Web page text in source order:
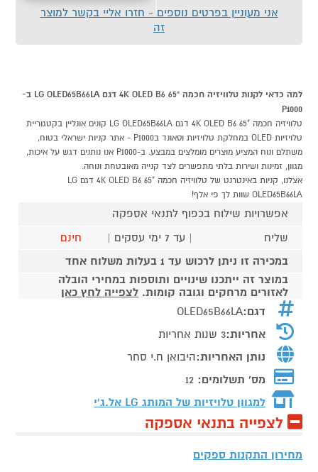
אני מעוניין בפרטים נוספים - חזרו אליי בקשר למוצר
זה
למה כדאי לקנות טלוויזיה חכמה "65 4K OLED B6 דגם LG OLED65B66LA ב-
P1000
טלוויזיה חכמה "65 4K OLED B6 דגם LG OLED65B66LA קונים אונליין בקטגוריית
טלויזיות OLED במחלקת טלויזיות וסאונד בP1000 - אתר קניות ישראלי בטוח,
משתלם ונוח המציע מוצרים מומלצים במבצע. ב-P1000 אנו נותנים דגש על איכות,
מגוון, זמינות ושירות בלתי מתפשרים לצד קנייה מאובטחת ונוחה.
אצלנו, קניות באינטרנט של טלוויזיה חכמה "65 4K OLED B6 דגם LG
OLED65B66LA שוות לך פי אלף!
אפשרויות שילוח בכפוף לתנאי אספקה
שליח
| עד 7 ימי עסקים |
חינם
במכירה זו ניתן לרכוש עד 1 בעלות משלוח אחד
במוצר זה ייתכנו שינויים ותוספות במחירי הובלה
לאזורים מרחקים וגובה קומות. לצפייה לחץ כאן
דגם:OLED65B66LA
אחריות:3 שנות אחריות
נותן האחריות:היבואן ח.י סחר
מס' תשלומים: 12
למגוון טלויזיות של המותג LG אל.ג'י
לצפייה בתנאי אספקה
מחירון התקנות ספקים